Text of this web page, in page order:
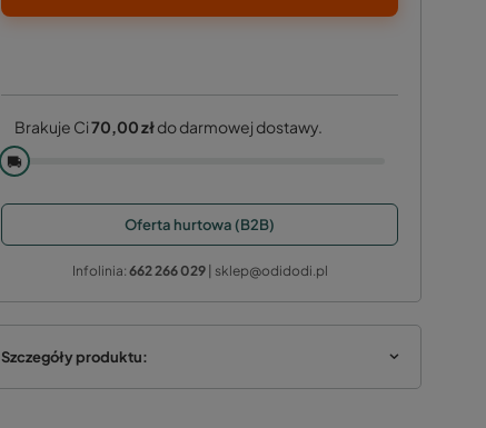
Brakuje Ci70,00 złdo darmowej dostawy.
🚚
Oferta hurtowa (B2B)
Infolinia: 662 266 029| sklep@odidodi.pl
Szczegóły produktu: